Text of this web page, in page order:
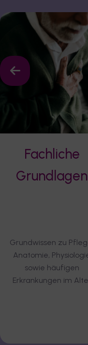
Pflegerische
Unterstützung
Ernährung, einfache
pflegerische
Maßnahmen und
Verhalten in